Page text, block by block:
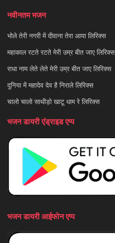
नवीनतम भजन
भोले तेरी नगरी में दीवाना तेरा आया लिरिक्स
महाकाल रटते रटते मेरी उम्र बीत जाए लिरिक्स
राधा नाम लेते लेते मेरी उम्र बीत जाए लिरिक्स
दुनिया में महादेव देव है निराले लिरिक्स
चालो चालो साथीड़ो खाटू धाम रे लिरिक्स
भजन डायरी एंड्राइड एप्प
भजन डायरी आईफोन एप्प